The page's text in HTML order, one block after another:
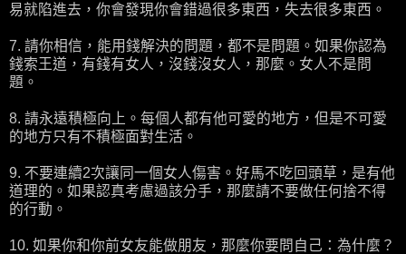
易就陷進去，你會發現你會錯過很多東西，失去很多東西。
7. 請你相信，能用錢解決的問題，都不是問題。如果你認為
錢索王道，有錢有女人，沒錢沒女人，那麼。女人不是問
題。
8. 請永遠積極向上。每個人都有他可愛的地方，但是不可愛
的地方只有不積極面對生活。
9. 不要連續2次讓同一個女人傷害。好馬不吃回頭草，是有他
道理的。如果認真考慮過該分手，那麼請不要做任何捨不得
的行動。
10. 如果你和你前女友能做朋友，那麼你要問自己：為什麼？